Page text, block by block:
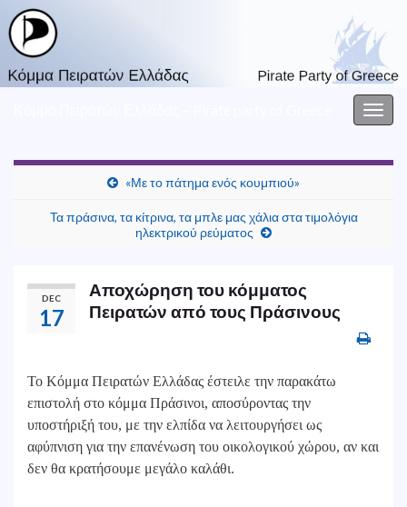
«Με το πάτημα ενός κουμπιού»
Τα πράσινα, τα κίτρινα, τα μπλε μας χάλια στα τιμολόγια
ηλεκτρικού ρεύματος
DEC
17
Αποχώρηση του κόμματος
Πειρατών από τους Πράσινους
Το Κόμμα Πειρατών Ελλάδας έστειλε την παρακάτω
επιστολή στο κόμμα Πράσινοι, αποσύροντας την
υποστήριξή του, με την ελπίδα να λειτουργήσει ως
αφύπνιση για την επανένωση του οικολογικού χώρου, αν και
δεν θα κρατήσουμε μεγάλο καλάθι.